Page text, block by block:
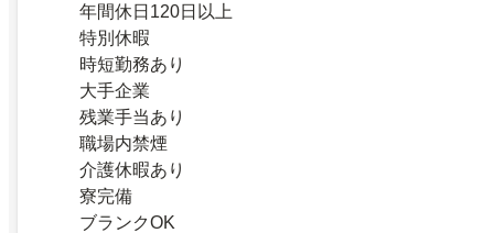
年間休日120日以上
特別休暇
時短勤務あり
大手企業
残業手当あり
職場内禁煙
介護休暇あり
寮完備
ブランクOK